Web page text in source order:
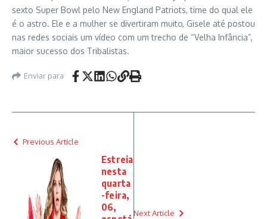
sexto Super Bowl pelo New England Patriots, time do qual ele
é o astro. Ele e a mulher se divertiram muito, Gisele até postou
nas redes sociais um vídeo com um trecho de “Velha Infância”,
maior sucesso dos Tribalistas.
Enviar para
Previous Article
Estreia
nesta
quarta
-feira,
06,
Next Article